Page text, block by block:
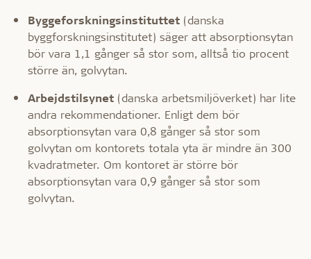
Byggeforskningsinstituttet (danska
byggforskningsinstitutet) säger att absorptionsytan
bör vara 1,1 gånger så stor som, alltså tio procent
större än, golvytan.
Arbejdstilsynet (danska arbetsmiljöverket) har lite
andra rekommendationer. Enligt dem bör
absorptionsytan vara 0,8 gånger så stor som
golvytan om kontorets totala yta är mindre än 300
kvadratmeter. Om kontoret är större bör
absorptionsytan vara 0,9 gånger så stor som
golvytan.